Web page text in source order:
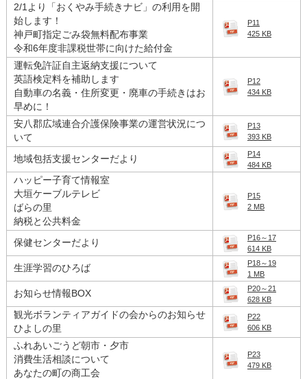
2/1より「おくやみ手続きナビ」の利用を開
始します！
神戸町指定ごみ袋無料配布事業
令和6年度非課税世帯に向けた給付金
P11
425 KB
運転免許証自主返納支援について
英語検定料を補助します
自動車の名義・住所変更・廃車の手続きはお
早めに！
P12
434 KB
安八郡広域連合介護保険事業の運営状況につ
いて
P13
393 KB
地域包括支援センターだより
P14
484 KB
ハッピー子育て情報室
大垣ケーブルテレビ
ばらの里
納税と公共料金
P15
2 MB
保健センターだより
P16～17
614 KB
生涯学習のひろば
P18～19
1 MB
お知らせ情報BOX
P20～21
628 KB
観光ボランティアガイドの会からのお知らせ
ひよしの里
P22
606 KB
ふれあいごうど朝市・夕市
消費生活相談について
あなたの町の商工会
P23
479 KB